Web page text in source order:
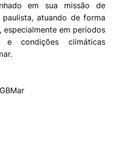
em sua missão de
atuando de forma
em períodos
condições climáticas